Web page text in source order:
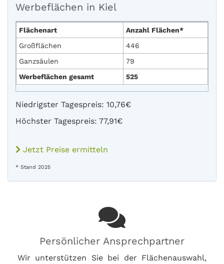
Werbeflächen in Kiel
Flächenart
Anzahl Flächen*
Großflächen
446
Ganzsäulen
79
Werbeflächen gesamt
525
Niedrigster Tagespreis: 10,76€
Höchster Tagespreis: 77,91€
Jetzt Preise ermitteln
* Stand 2025
Persönlicher Ansprechpartner
Wir unterstützen Sie bei der Flächenauswahl,